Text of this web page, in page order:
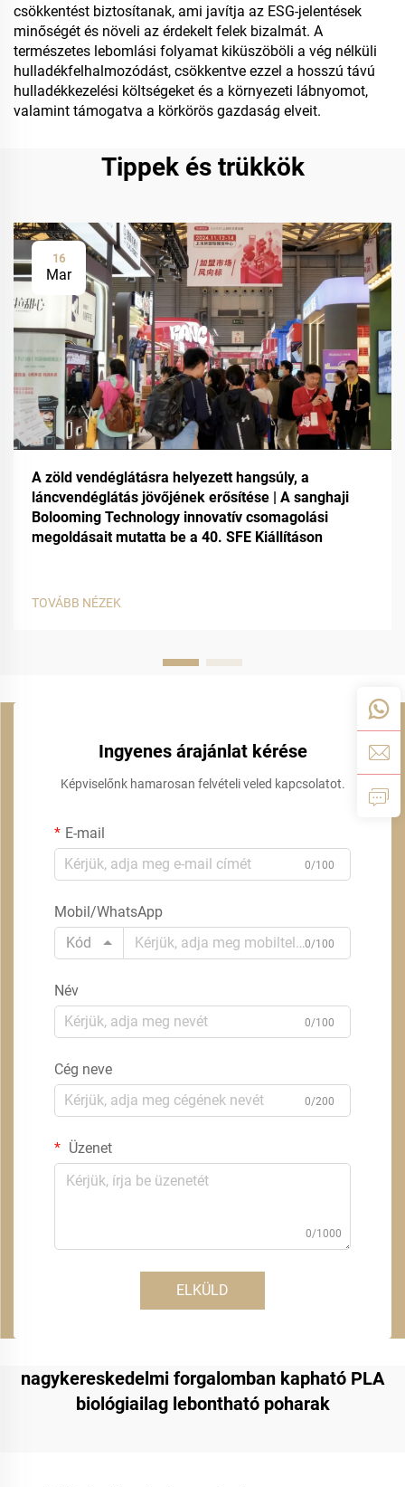
csökkentést biztosítanak, ami javítja az ESG-jelentések
minőségét és növeli az érdekelt felek bizalmát. A
természetes lebomlási folyamat kiküszöböli a vég nélküli
hulladékfelhalmozódást, csökkentve ezzel a hosszú távú
hulladékkezelési költségeket és a környezeti lábnyomot,
valamint támogatva a körkörös gazdaság elveit.
Tippek és trükkök
16
Mar
A zöld vendéglátásra helyezett hangsúly, a
láncvendéglátás jövőjének erősítése | A sanghaji
Bolooming Technology innovatív csomagolási
megoldásait mutatta be a 40. SFE Kiállításon
TOVÁBB NÉZEK
Ingyenes árajánlat kérése
Képviselőnk hamarosan felvételi veled kapcsolatot.
E-mail
0/100
Mobil/WhatsApp
Kód
0/100
Név
0/100
Cég neve
0/200
Üzenet
0/1000
ELKÜLD
nagykereskedelmi forgalomban kapható PLA
biológiailag lebontható poharak